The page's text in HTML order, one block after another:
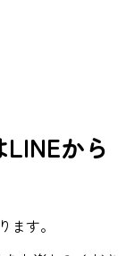
から
ます。